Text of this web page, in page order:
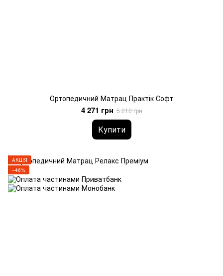
Ортопедичний Матрац Практік Софт
4 271 грн 5 210 грн
Купити
АКЦІЯ
−46%